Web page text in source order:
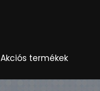
Akciós termékek